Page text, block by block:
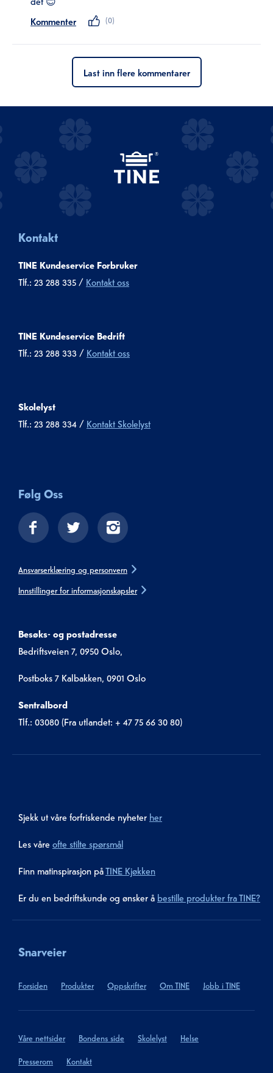
Kommenter
(0)
Last inn flere kommentarer
Kontakt
TINE Kundeservice Forbruker
Tlf.: 23 288 335 / Kontakt oss
TINE Kundeservice Bedrift
Tlf.: 23 288 333 / Kontakt oss
Skolelyst
Tlf.: 23 288 334 / Kontakt Skolelyst
Følg Oss
Ansvarserklæring og personvern
Innstillinger for informasjonskapsler
Besøks- og postadresse
Bedriftsveien 7, 0950 Oslo,
Postboks 7 Kalbakken, 0901 Oslo
Sentralbord
Tlf.: 03080 (Fra utlandet: + 47 75 66 30 80)
Sjekk ut våre forfriskende nyheter her
Les våre ofte stilte spørsmål
Finn matinspirasjon påTINE Kjøkken
Er du en bedriftskunde og ønsker å bestille produkter fra TINE?
Snarveier
Forsiden Produkter Oppskrifter Om TINE Jobb i TINE
Våre nettsider Bondens side Skolelyst Helse
Presserom Kontakt